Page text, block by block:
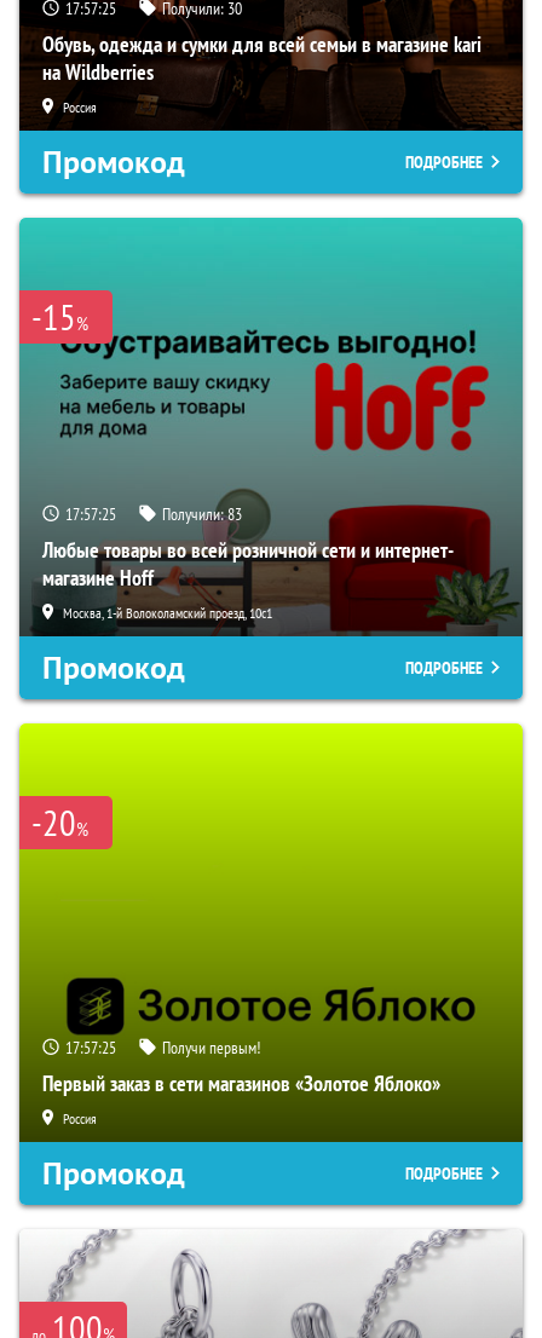
17:57:24 Получили: 30
Обувь, одежда и сумки для всей семьи в магазине kari
на Wildberries
Россия
Промокод ПОДРОБНЕЕ
-15%
17:57:24 Получили:83
Любые товары во всей розничной сети и интернет-
магазине Hoff
Москва, 1-й Волоколамский проезд, 10с1
Промокод ПОДРОБНЕЕ
-20%
17:57:24 Получи первым!
Первый заказ в сети магазинов «Золотое Яблоко»
Россия
Промокод ПОДРОБНЕЕ
100